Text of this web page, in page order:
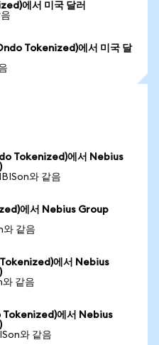
에서 미국 달러
Tokenized)에서 미국 달
Tokenized)에서 Nebius
와 같음
에서 Nebius Group
와 같음
에서 Nebius
와 같음
에서 Nebius
와 같음